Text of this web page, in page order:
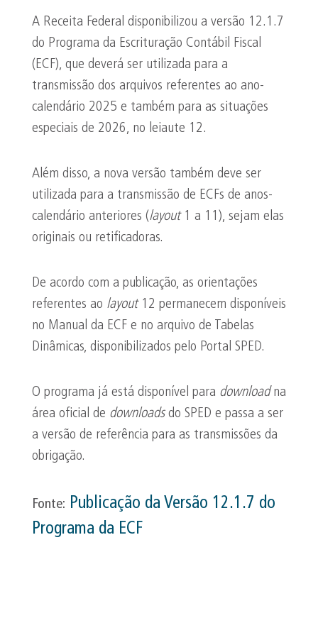
A Receita Federal disponibilizou a versão 12.1.7
do Programa da Escrituração Contábil Fiscal
(ECF), que deverá ser utilizada para a
transmissão dos arquivos referentes ao ano-
calendário 2025 e também para as situações
especiais de 2026, no leiaute 12.
Além disso, a nova versão também deve ser
utilizada para a transmissão de ECFs de anos-
calendário anteriores (layout1 a 11), sejam elas
originais ou retificadoras.
De acordo com a publicação, as orientações
referentes ao layout12 permanecem disponíveis
no Manual da ECF e no arquivo de Tabelas
Dinâmicas, disponibilizados pelo Portal SPED.
O programa já está disponível para downloadna
área oficial de downloadsdo SPED e passa a ser
a versão de referência para as transmissões da
obrigação.
Fonte: Publicação da Versão 12.1.7 do
Programa da ECF